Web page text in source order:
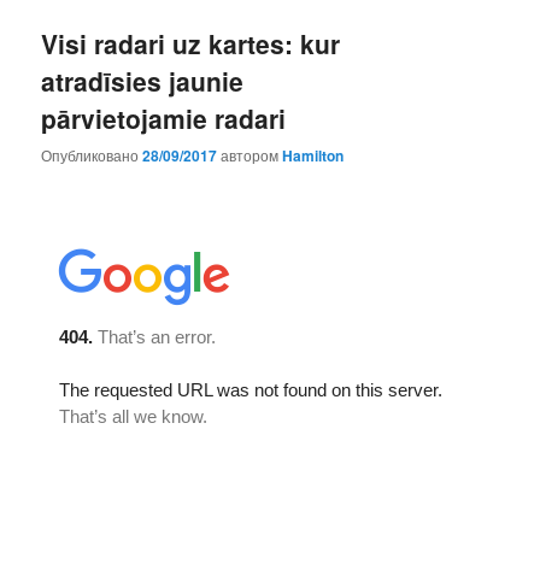
Visi radari uz kartes: kur
atradīsies jaunie
pārvietojamie radari
Опубликовано28/09/2017авторомHamilton